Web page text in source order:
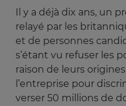
Il y a déjà dix ans, un
relayé par les
et de personnes
s’étant vu refuser les
raison de leurs
l’entreprise pour
verser 50 millions de